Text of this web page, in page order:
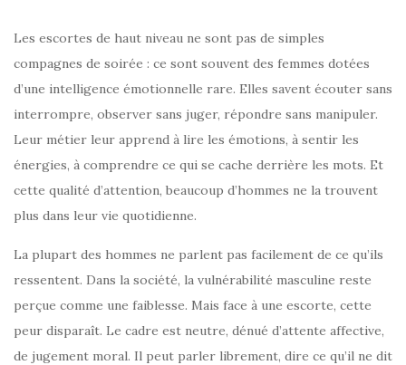
Les escortes de haut niveau ne sont pas de simples
compagnes de soirée : ce sont souvent des femmes dotées
d’une intelligence émotionnelle rare. Elles savent écouter sans
interrompre, observer sans juger, répondre sans manipuler.
Leur métier leur apprend à lire les émotions, à sentir les
énergies, à comprendre ce qui se cache derrière les mots. Et
cette qualité d’attention, beaucoup d’hommes ne la trouvent
plus dans leur vie quotidienne.
La plupart des hommes ne parlent pas facilement de ce qu’ils
ressentent. Dans la société, la vulnérabilité masculine reste
perçue comme une faiblesse. Mais face à une escorte, cette
peur disparaît. Le cadre est neutre, dénué d’attente affective,
de jugement moral. Il peut parler librement, dire ce qu’il ne dit